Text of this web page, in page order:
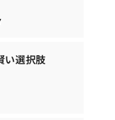
い選択肢